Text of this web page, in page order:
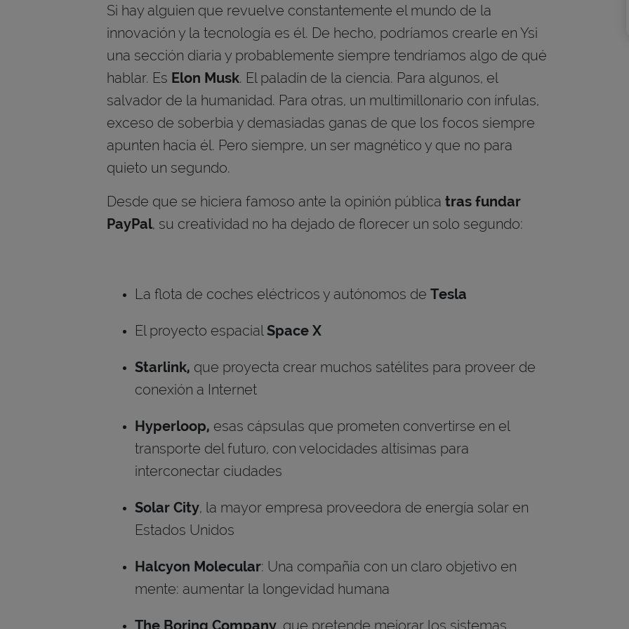
Si hay alguien que revuelve constantemente el mundo de la
innovación y la tecnología es él. De hecho, podríamos crearle en Ysi
una sección diaria y probablemente siempre tendríamos algo de qué
hablar. Es Elon Musk. El paladín de la ciencia. Para algunos, el
salvador de la humanidad. Para otras, un multimillonario con ínfulas,
exceso de soberbia y demasiadas ganas de que los focos siempre
apunten hacia él. Pero siempre, un ser magnético y que no para
quieto un segundo.
Desde que se hiciera famoso ante la opinión pública tras fundar
PayPal, su creatividad no ha dejado de florecer un solo segundo:
La flota de coches eléctricos y autónomos de Tesla
El proyecto espacial Space X
Starlink, que proyecta crear muchos satélites para proveer de
conexión a Internet
Hyperloop, esas cápsulas que prometen convertirse en el
transporte del futuro, con velocidades altísimas para
interconectar ciudades
Solar City, la mayor empresa proveedora de energía solar en
Estados Unidos
Halcyon Molecular: Una compañía con un claro objetivo en
mente: aumentar la longevidad humana
The Boring Company , que pretende mejorar los sistemas